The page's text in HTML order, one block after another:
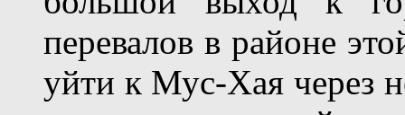
перевалов в районе
уйти к Мус-Хая через